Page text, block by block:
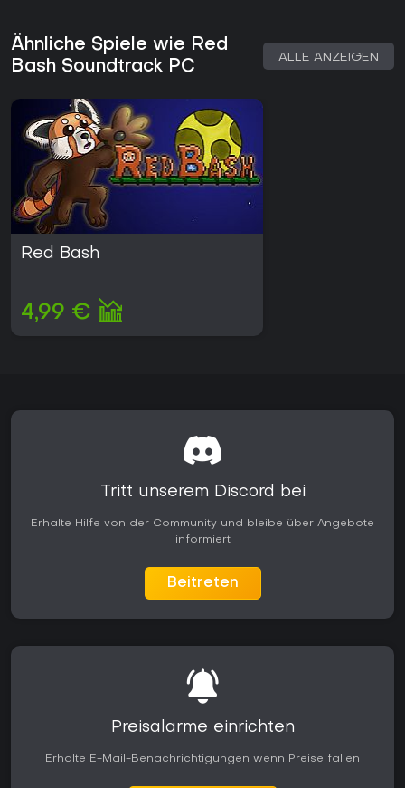
Ähnliche Spiele wie Red
Bash Soundtrack PC
ALLE ANZEIGEN
Red Bash
4,99 €
Tritt unserem Discord bei
Erhalte Hilfe von der Community und bleibe über Angebote
informiert
Beitreten
Preisalarme einrichten
Erhalte E-Mail-Benachrichtigungen wenn Preise fallen